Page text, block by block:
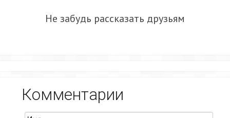
Не забудь рассказать друзьям
Комментарии